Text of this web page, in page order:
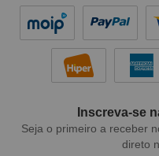
Inscreva-se
Seja o primeiro a receber
direto